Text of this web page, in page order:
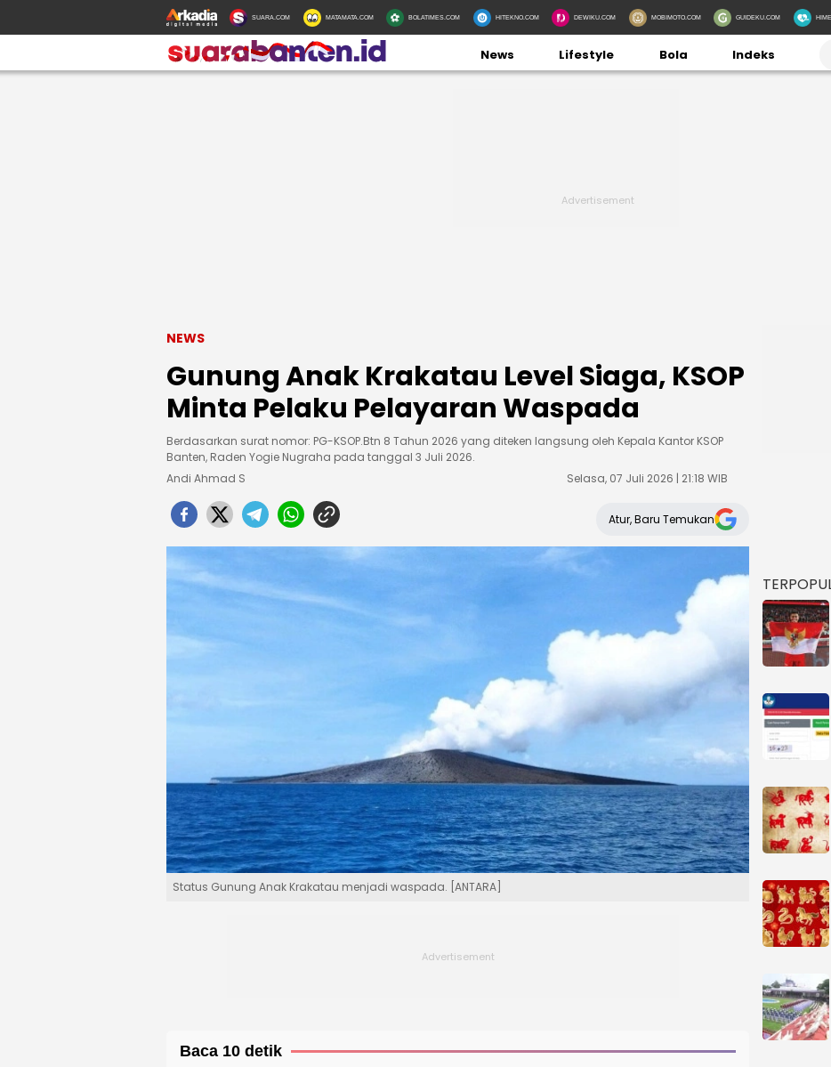
SUARA.COM MATAMATA.COM BOLATIMES.COM HITEKNO.COM DEWIKU.COM MOBIMOTO.COM GUIDEKU.COM
News Lifestyle Bola Indeks
NEWS
Gunung Anak Krakatau Level Siaga, KSOP
Minta Pelaku Pelayaran Waspada
Berdasarkan surat nomor: PG-KSOP.Btn 8 Tahun 2026 yang diteken langsung oleh Kepala Kantor KSOP
Banten, Raden Yogie Nugraha pada tanggal 3 Juli 2026.
Andi Ahmad S
Selasa, 07 Juli 2026 | 21:18 WIB
Atur, Baru Temukan
Status Gunung Anak Krakatau menjadi waspada. [ANTARA]
Baca 10 detik